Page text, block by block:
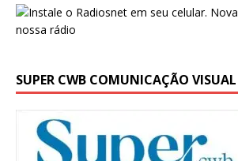
SUPER CWB COMUNICAÇÃO VISUAL